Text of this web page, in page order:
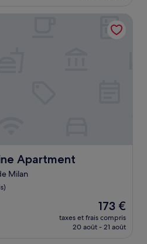
de
67 €
Apartment
Milan
Le
nouveau
prix
173 €
taxes et frais compris
20 août - 21 août